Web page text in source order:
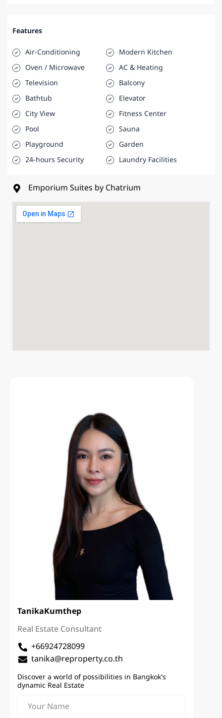
Features
Air-Conditioning
Modern Kitchen
Oven / Microwave
AC & Heating
Television
Balcony
Bathtub
Elevator
City View
Fitness Center
Pool
Sauna
Playground
Garden
24-hours Security
Laundry Facilities
Emporium Suites by Chatrium
TanikaKumthep
Real Estate Consultant
+66924728099
tanika@reproperty.co.th
Discover a world of possibilities in Bangkok's
dynamic Real Estate